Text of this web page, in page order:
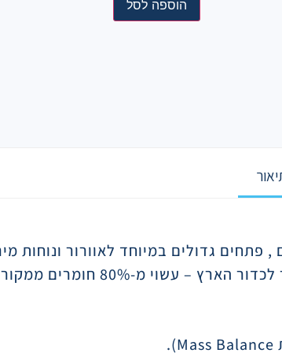
הוספה לסל
פתחים גדולים במיוחד לאוורור ונוחות
מ-80% חומרים ממקור צמחי*
Mass Balance
).